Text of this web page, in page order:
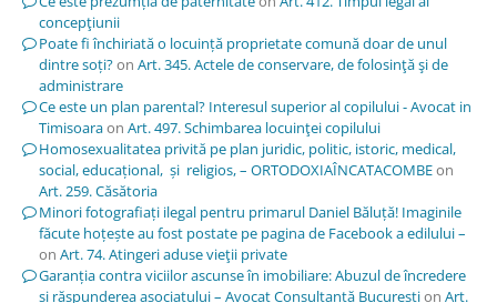
concepţiunii
Poate fi închiriată o locuință proprietate comună doar de unul
dintre soți?on Art. 345. Actele de conservare, de folosinţă şi de
administrare
Ce este un plan parental? Interesul superior al copilului - Avocat in
Timisoaraon Art. 497. Schimbarea locuinţei copilului
Homosexualitatea privită pe plan juridic, politic, istoric, medical,
social, educațional, și religios, – ORTODOXIAÎNCATACOMBEon
Art. 259. Căsătoria
Minori fotografiați ilegal pentru primarul Daniel Băluță! Imaginile
făcute hoțește au fost postate pe pagina de Facebook a edilului –
on Art. 74. Atingeri aduse vieţii private
Garanția contra viciilor ascunse în imobiliare: Abuzul de încredere
și răspunderea asociatului – Avocat Consultanță Bucureștion Art.